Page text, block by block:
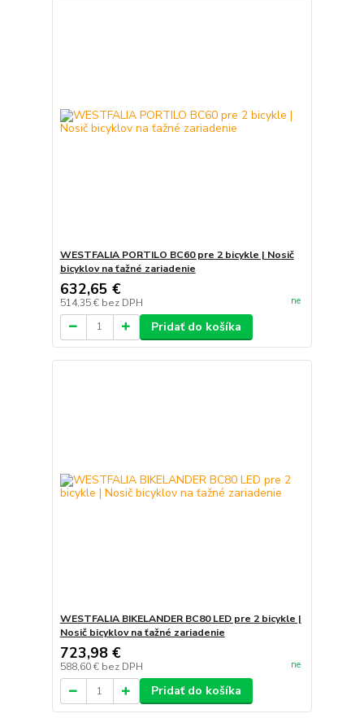
WESTFALIA PORTILO BC60 pre 2 bicykle | Nosič
bicyklov na ťažné zariadenie
632,65 €
514,35 € bez DPH ne
Pridať do košíka
WESTFALIA BIKELANDER BC80 LED pre 2 bicykle |
Nosič bicyklov na ťažné zariadenie
723,98 €
588,60 € bez DPH ne
Pridať do košíka